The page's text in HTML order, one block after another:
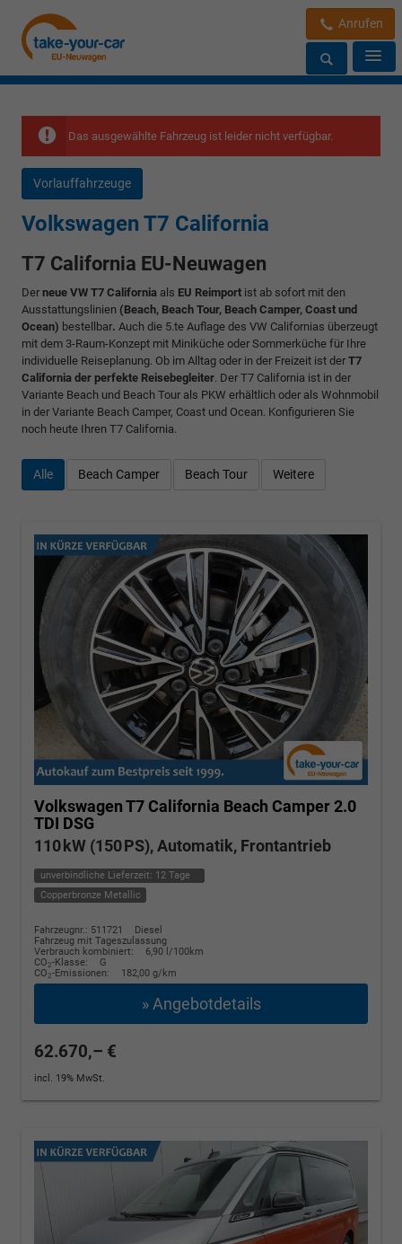
Anrufen
Das ausgewählte Fahrzeug ist leider nicht verfügbar.
Vorlauffahrzeuge
Volkswagen T7 California
T7 California EU-Neuwagen
Der neue VW T7 California als EU Reimport ist ab sofort mit den
Ausstattungslinien (Beach, Beach Tour, Beach Camper, Coast und
Ocean) bestellbar. Auch die 5.te Auflage des VW Californias überzeugt
mit dem 3-Raum-Konzept mit Miniküche oder Sommerküche für Ihre
individuelle Reiseplanung. Ob im Alltag oder in der Freizeit ist der T7
California der perfekte Reisebegleiter . Der T7 California ist in der
Variante Beach und Beach Tour als PKW erhältlich oder als Wohnmobil
in der Variante Beach Camper, Coast und Ocean. Konfigurieren Sie
noch heute Ihren T7 California.
Alle Beach Camper Beach Tour Weitere
Volkswagen T7 California Beach Camper 2.0
TDI DSG
110 kW (150 PS), Automatik, Frontantrieb
unverbindliche Lieferzeit: 12 Tage
Copperbronze Metallic
Fahrzeugnr.: 511721
Diesel
Fahrzeug mit Tageszulassung
Verbrauch kombiniert:
6,90 l/100km
CO2-Klasse:
G
CO2-Emissionen: 182,00 g/km
» Angebotdetails
62.670,– €
incl. 19% MwSt.